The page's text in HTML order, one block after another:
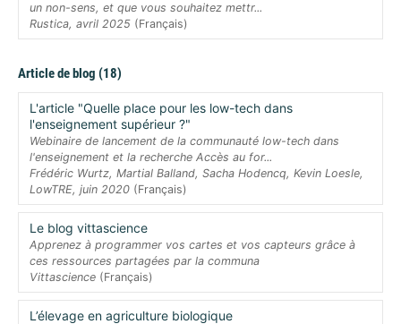
un non-sens, et que vous souhaitez mettr...
Rustica, avril 2025 (Français)
Article de blog (18)
L'article "Quelle place pour les low-tech dans
l'enseignement supérieur ?"
Webinaire de lancement de la communauté low-tech dans
l'enseignement et la recherche Accès au for...
Frédéric Wurtz, Martial Balland, Sacha Hodencq, Kevin Loesle,
LowTRE, juin 2020 (Français)
Le blog vittascience
Apprenez à programmer vos cartes et vos capteurs grâce à
ces ressources partagées par la communa
Vittascience (Français)
L’élevage en agriculture biologique